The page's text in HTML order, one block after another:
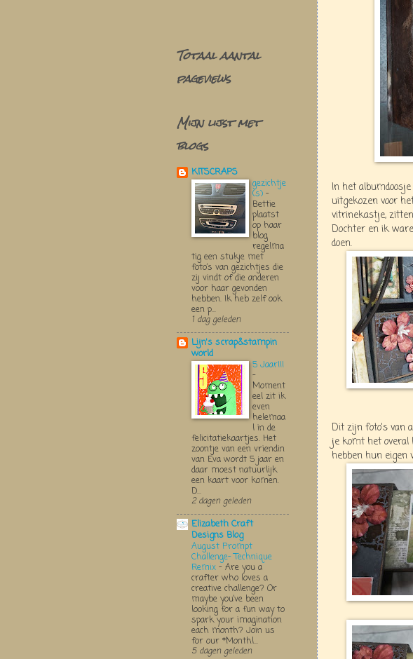
In het
uitgekozen voor
vitrinekastje,
Dochter en ik
doen.
Dit zijn foto's van
je komt het overal
hebben hun eigen
Totaal aantal
pageviews
Mijn lijst met
blogs
KITSCRAPS
gezichtje
(s) -
Bettie
plaatst
op haar
blog
regelma
tig een stukje met
foto’s van gezichtjes die
zij vindt of die anderen
voor haar gevonden
hebben. Ik heb zelf ook
een p...
1 dag geleden
Lijn's scrap&stampin
world
5 Jaar!!!
-
Moment
eel zit ik
even
helemaa
l in de
felicitatiekaartjes. Het
zoontje van een vriendin
van Eva wordt 5 jaar en
daar moest natuurlijk
een kaart voor komen.
D...
2 dagen geleden
Elizabeth Craft
Designs Blog
August Prompt
Challenge- Technique
Remix - Are you a
crafter who loves a
creative challenge? Or
maybe you’ve been
looking for a fun way to
spark your imagination
each month? Join us
for our *Monthl...
5 dagen geleden